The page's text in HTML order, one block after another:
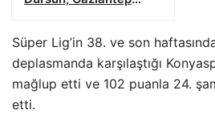
Süper Lig’in 38. ve son
deplasmanda karşılaştığı
mağlup etti ve 102 puanla 24.
etti.